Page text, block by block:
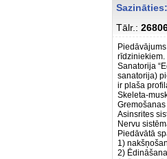
Sazināties:
Tālr.:
rīdziniekiem.
Sanatorija
sanatorija)
ir plaša
Skeleta-
Asinsrites
Nervu
Piedāvātā
1)
2)